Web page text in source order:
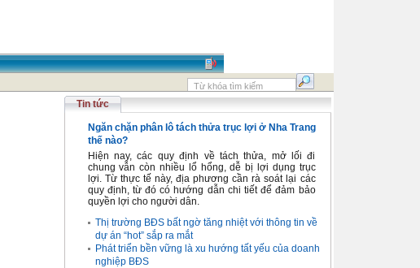
Tin tức
Ngăn chặn phân lô tách thửa trục lợi ở Nha Trang
thế nào?
Hiện nay, các quy định về tách thửa, mở lối đi
chung vẫn còn nhiều lổ hổng, dễ bị lợi dụng trục
lợi. Từ thực tế này, địa phương cần rà soát lại các
quy định, từ đó có hướng dẫn chi tiết để đảm bảo
quyền lợi cho người dân.
Thị trường BĐS bất ngờ tăng nhiệt với thông tin về
dự án “hot” sắp ra mắt
Phát triển bền vững là xu hướng tất yếu của doanh
nghiệp BĐS